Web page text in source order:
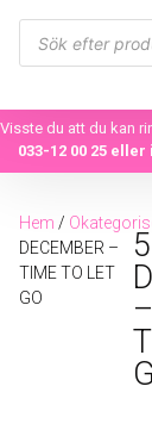
Visste du att du kan
033-12 00 25eller
Hem /
DECEMBER –
TIME TO LET
GO
5